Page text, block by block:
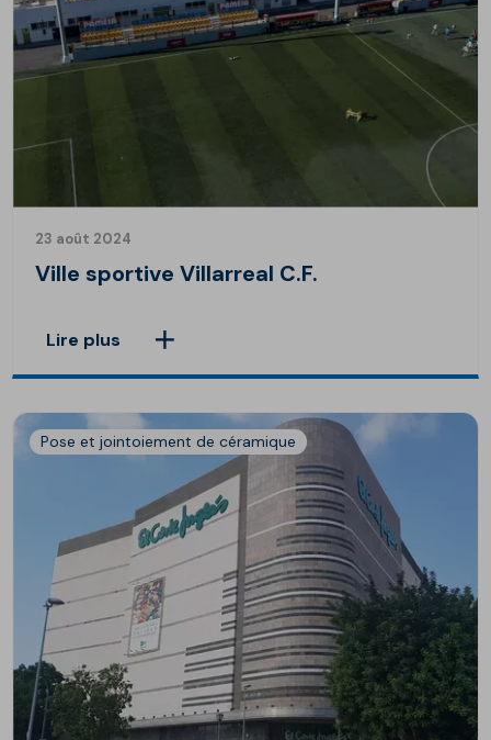
23 août 2024
Ville sportive Villarreal C.F.
Lire plus
Pose et jointoiement de céramique